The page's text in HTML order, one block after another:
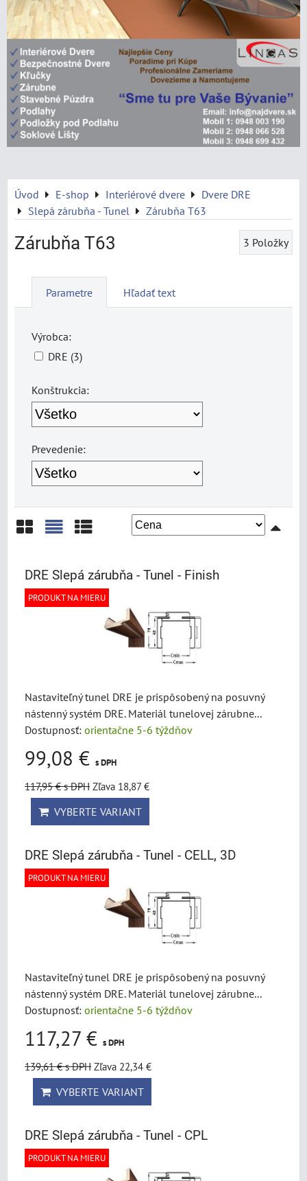
Úvod E-shop Interiérové dvere
Dvere DRE
Slepá zárubňa - Tunel
Zárubňa T63
Zárubňa T63 3 Položky
Parametre Hľadať text
Výrobca:
DRE (3)
Konštrukcia:
Prevedenie:
DRE Slepá zárubňa - Tunel - Finish
PRODUKT NA MIERU
Nastaviteľný tunel DRE je prispôsobený na posuvný
nástenný systém DRE. Materiál tunelovej zárubne...
Dostupnosť: orientačne 5-6 týždňov
99,08 € s DPH
117,95 €s DPH Zľava 18,87 €
VYBERTE VARIANT
DRE Slepá zárubňa - Tunel - CELL, 3D
PRODUKT NA MIERU
Nastaviteľný tunel DRE je prispôsobený na posuvný
nástenný systém DRE. Materiál tunelovej zárubne...
Dostupnosť: orientačne 5-6 týždňov
117,27 € s DPH
139,61 €s DPH Zľava 22,34 €
VYBERTE VARIANT
DRE Slepá zárubňa - Tunel - CPL
PRODUKT NA MIERU